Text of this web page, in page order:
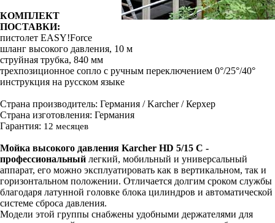
КОМПЛЕКТ
ПОСТАВКИ:
пистолет EASY!Force
шланг высокого давления, 10 м
струйная трубка, 840 мм
трехпозиционное сопло с ручным переключением 0°/25°/40°
инструкция на русском языке
Страна производитель: Германия / Karcher / Керхер
Страна изготовления: Германия
Гарантия: 12 месяцев
Мойка высокого давления Karcher HD 5/15 C -
профессиональный легкий, мобильный и универсальный
аппарат, его можно эксплуатировать как в вертикальном, так и
горизонтальном положении. Отличается долгим сроком службы
благодаря латунной головке блока цилиндров и автоматической
системе сброса давления.
Модели этой группы снабжены удобными держателями для